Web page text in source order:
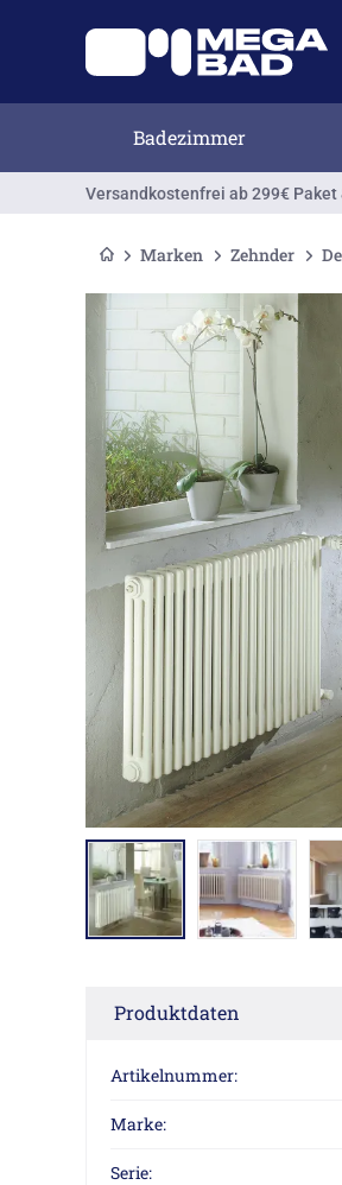
Badezimmer
Versandkostenfrei ab 299€ Paket
Marken Zehnder
Produktdaten
Artikelnummer:
Marke:
Serie: